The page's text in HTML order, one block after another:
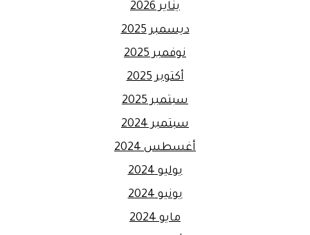
يناير 2026
ديسمبر 2025
نوفمبر 2025
أكتوبر 2025
سبتمبر 2025
سبتمبر 2024
أغسطس 2024
يوليو 2024
يونيو 2024
مايو 2024